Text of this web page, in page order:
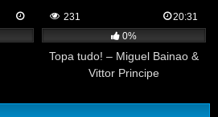
231
20:31
0%
Topa tudo! – Miguel Bainao &
Vittor Principe